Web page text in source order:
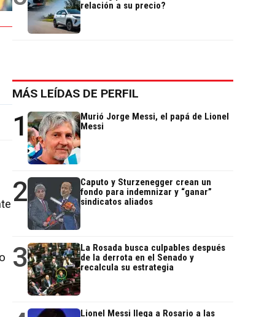
relación a su precio?
MÁS LEÍDAS DE PERFIL
1
Murió Jorge Messi, el papá de Lionel
Messi
2
Caputo y Sturzenegger crean un
fondo para indemnizar y “ganar”
sindicatos aliados
3
La Rosada busca culpables después
de la derrota en el Senado y
recalcula su estrategia
Lionel Messi llega a Rosario a las